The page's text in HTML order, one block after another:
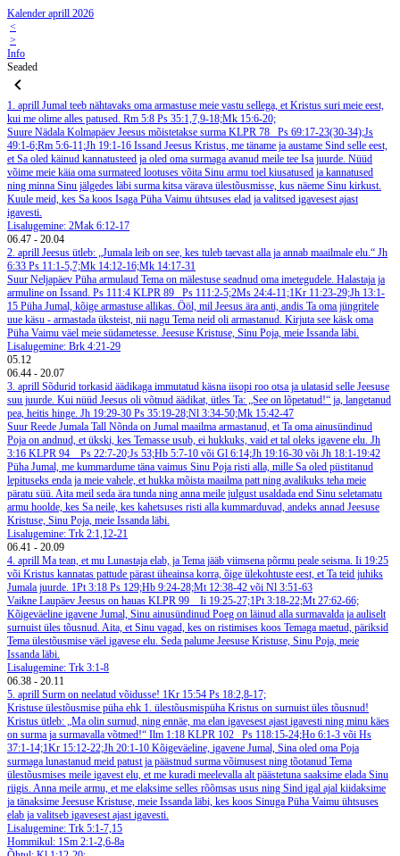
Kalender aprill 2026
<
>
Info
Seaded
1. aprill Jumal teeb nähtavaks oma armastuse meie vastu sellega, et Kristus suri meie eest,
kui me olime alles patused. Rm 5:8 Ps 35:1,7,9-18;Mk 15:6-20;
Suure Nädala Kolmapäev Jeesus mõistetakse surma KLPR 78
Ps 69:17-23(30-34);Js
49:1-6;Rm 5:6-11;Jh 19:1-16 Issand Jeesus Kristus, me täname ja austame Sind selle eest,
et Sa oled käinud kannatusteed ja oled oma surmaga avanud meile tee Isa juurde. Nüüd
võime meie käia oma surmateed lootuses võita Sinu armu toel kiusatused ja kannatused
ning minna Sinu jälgedes läbi surma kitsa värava ülestõusmisse, kus näeme Sinu kirkust.
Kuule meid, kes Sa koos Isaga Püha Vaimu ühtsuses elad ja valitsed igavesest ajast
igavesti.
Lisalugemine: 2Mak 6:12-17
06.47 - 20.04
2. aprill Jeesus ütleb: „Jumala leib on see, kes tuleb taevast alla ja annab maailmale elu.“ Jh
6:33 Ps 11:1-5,7;Mk 14:12-16;Mk 14:17-31
Suur Neljapäev Püha armulaud Tema on mälestuse seadnud oma imetegudele. Halastaja ja
armuline on Issand. Ps 111:4 KLPR 89
Ps 111:2-5;2Ms 24:4-11;1Kr 11:23-29;Jh 13:1-
15 Püha Jumal, kõige armastuse allikas. Ööl, mil Jeesus ära anti, andis Ta oma jüngritele
uue käsu - armastada üksteist, nii nagu Tema neid oli armastanud. Kirjuta see käsk oma
Püha Vaimu väel meie südametesse. Jeesuse Kristuse, Sinu Poja, meie Issanda läbi.
Lisalugemine: Brk 4:21-29
05.12
06.44 - 20.07
3. aprill Sõdurid torkasid äädikaga immutatud käsna iisopi roo otsa ja ulatasid selle Jeesuse
suu juurde. Kui nüüd Jeesus oli võtnud äädikat, ütles Ta: „See on lõpetatud!“ ja, langetanud
pea, heitis hinge. Jh 19:29-30 Ps 35:19-28;Nl 3:34-50;Mk 15:42-47
Suur Reede Jumala Tall Nõnda on Jumal maailma armastanud, et Ta oma ainusündinud
Poja on andnud, et ükski, kes Temasse usub, ei hukkuks, vaid et tal oleks igavene elu. Jh
3:16 KLPR 94
Ps 22:7-20;Js 53;Hb 5:7-10 või Gl 6:14;Jh 19:16-30 või Jh 18:1-19:42
Püha Jumal, me kummardume täna vaimus Sinu Poja risti alla, mille Sa oled püstitanud
lepituseks enda ja meie vahele, et hukka mõista maailma patt ning avalikuks teha meie
päratu süü. Aita meil seda ära tunda ning anna meile julgust usaldada end Sinu seletamatu
armu hoolde, kes Sa neile, kes kahetsuses risti alla kummarduvad, andeks annad Jeesuse
Kristuse, Sinu Poja, meie Issanda läbi.
Lisalugemine: Trk 2:1,12-21
06.41 - 20.09
4. aprill Ma tean, et mu Lunastaja elab, ja Tema jääb viimsena põrmu peale seisma. Ii 19:25
või Kristus kannatas pattude pärast üheainsa korra, õige ülekohtuste eest, et Ta teid juhiks
Jumala juurde. 1Pt 3:18 Ps 129;Hb 9:24-28;Mt 12:38-42 või Nl 3:51-63
Vaikne Laupäev Jeesus on hauas KLPR 99
Ii 19:25-27;1Pt 3:18-22;Mt 27:62-66;
Kõigeväeline igavene Jumal, Sinu ainusündinud Poeg on läinud alla surmavalda ja auliselt
surnuist üles tõusnud. Aita, et Sinu vagad, kes on ristimises koos Temaga maetud, päriksid
Tema ülestõusmise väel igavese elu. Seda palume Jeesuse Kristuse, Sinu Poja, meie
Issanda läbi.
Lisalugemine: Trk 3:1-8
06.38 - 20.11
5. aprill Surm on neelatud võidusse! 1Kr 15:54 Ps 18:2,8-17;
Kristuse ülestõusmise püha ehk 1. ülestõusmispüha Kristus on surnuist üles tõusnud!
Kristus ütleb: „Ma olin surnud, ning ennäe, ma elan igavesest ajast igavesti ning minu käes
on surma ja surmavalla võtmed!“ Ilm 1:18 KLPR 102
Ps 118:15-24;Ho 6:1-3 või Hs
37:1-14;1Kr 15:12-22;Jh 20:1-10 Kõigeväeline, igavene Jumal, Sina oled oma Poja
surmaga lunastanud meid patust ja päästnud surma võimusest ning tõotanud Tema
ülestõusmises meile igavest elu, et me kuradi meelevalla alt päästetuna saaksime elada Sinu
riigis. Anna meile armu, et me elaksime selles rõõmsas usus ning Sind igal ajal kiidaksime
ja tänaksime Jeesuse Kristuse, meie Issanda läbi, kes koos Sinuga Püha Vaimu ühtsuses
elab ja valitseb igavesest ajast igavesti.
Lisalugemine: Trk 5:1-7,15
Hommikul: 1Sm 2:1-2,6-8a